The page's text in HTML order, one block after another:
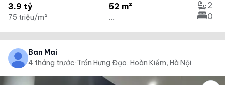
3.9 tỷ
75 triệu/m²
52 m²
...
2
0
Ban Mai
4 tháng trước·Trần Hưng Đạo, Hoàn Kiếm, Hà Nội